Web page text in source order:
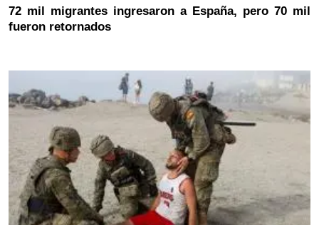
72 mil migrantes ingresaron a España, pero 70 mil
fueron retornados